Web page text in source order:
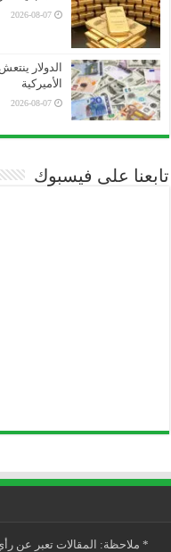
2026-08-07
الدولار
الأميركية
2026-08-07
تابعنا على فيسبوك
* ملاحظة: المقالات تعبر عن